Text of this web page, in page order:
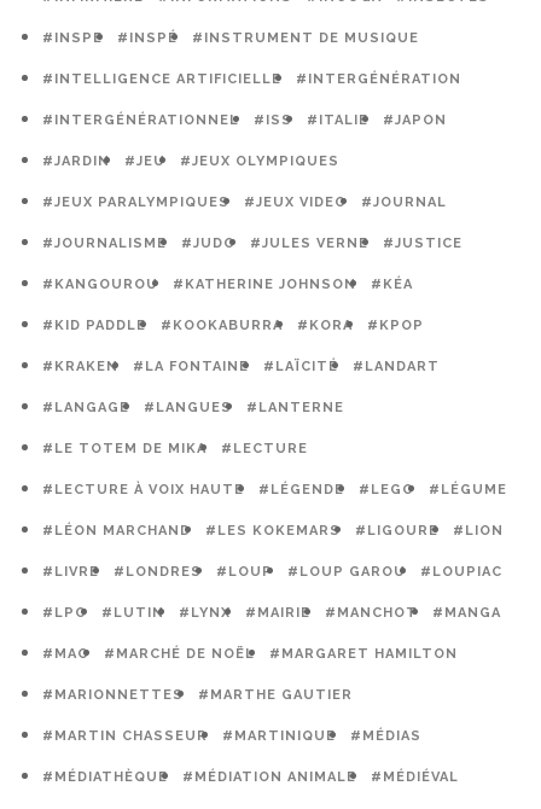
#INSPE #INSPÉ #INSTRUMENT DE MUSIQUE
#INTELLIGENCE ARTIFICIELLE #INTERGÉNÉRATION
#INTERGÉNÉRATIONNEL #ISS #ITALIE #JAPON
#JARDIN #JEU #JEUX OLYMPIQUES
#JEUX PARALYMPIQUES #JEUX VIDEO #JOURNAL
#JOURNALISME #JUDO #JULES VERNE #JUSTICE
#KANGOUROU #KATHERINE JOHNSON #KÉA
#KID PADDLE #KOOKABURRA #KORA #KPOP
#KRAKEN #LA FONTAINE #LAÏCITÉ #LANDART
#LANGAGE #LANGUES #LANTERNE
#LE TOTEM DE MIKA #LECTURE
#LECTURE À VOIX HAUTE #LÉGENDE #LEGO #LÉGUME
#LÉON MARCHAND #LES KOKEMARS #LIGOURE #LION
#LIVRE #LONDRES #LOUP #LOUP GAROU #LOUPIAC
#LPO #LUTIN #LYNX #MAIRIE #MANCHOT #MANGA
#MAO #MARCHÉ DE NOËL #MARGARET HAMILTON
#MARIONNETTES #MARTHE GAUTIER
#MARTIN CHASSEUR #MARTINIQUE #MÉDIAS
#MÉDIATHÈQUE #MÉDIATION ANIMALE #MÉDIÉVAL